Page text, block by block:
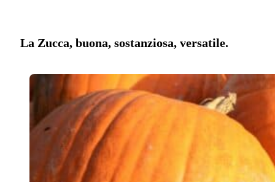
La Zucca, buona, sostanziosa, versatile.